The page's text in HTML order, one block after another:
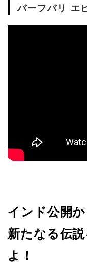
バーフバリ エ
インド公開か
新たなる伝
よ！